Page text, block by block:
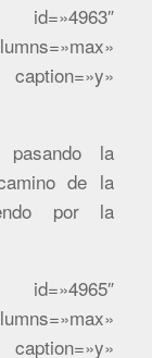
pasando la
de la
por la